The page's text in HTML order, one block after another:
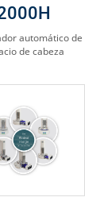
automático de
de cabeza